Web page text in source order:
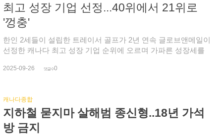
최고 성장 기업 선정...40위에서 21위로
'껑충'
한인 2세들이 설립한 트레이서 골프가 2년 연속 글로브앤메일이
선정한 캐나다 최고 성장 기업 순위에 오르며 가파른 성장세를
다시 한번 화제가 되고 있다. 글로브앤메일은 캐나다의 최대 유
400곳이 이름을 올렸다. 여기서 트레이서 골프는 3년간 1,760%
의 폭발적인 성장률을 기록하며 21위에 우뚝 섰다. 특히 올해는
엔터테인먼트 산업 분야에서 2위를 기록하는 쾌거를 이루었다.
트레이서 골프는 캐나다 최초의 완전 자동화된 실내 골프 시설입
2025-09-26 댓글수0
캐나다종합
지하철 묻지마 살해범 종신형..18년 가석
방 금지